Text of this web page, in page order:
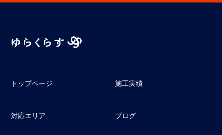
トップページ
対応エリア
施工実績
ブログ